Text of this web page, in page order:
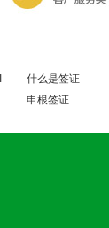
什么是签证
申根签证